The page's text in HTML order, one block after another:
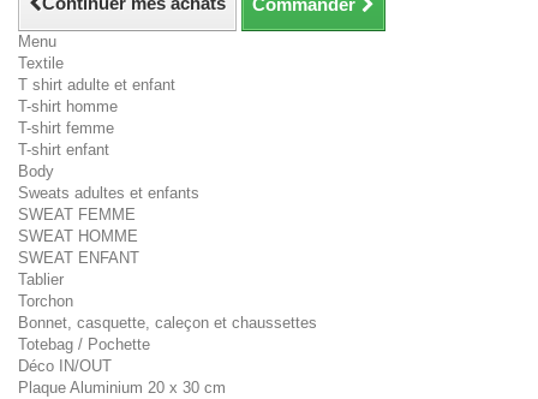
Commander
Menu
Textile
T shirt adulte et enfant
T-shirt homme
T-shirt femme
T-shirt enfant
Body
Sweats adultes et enfants
SWEAT FEMME
SWEAT HOMME
SWEAT ENFANT
Tablier
Torchon
Bonnet, casquette, caleçon et chaussettes
Totebag / Pochette
Déco IN/OUT
Plaque Aluminium 20 x 30 cm